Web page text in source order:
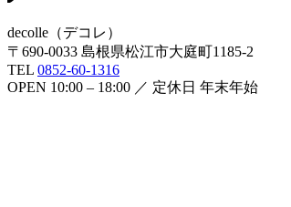
decolle （デコレ ）
〒 690-0033 島根県松江市大庭町1185-2
TEL 0852-60-1316
OPEN 10:00 – 18:00 ／ 定休日 年末年始